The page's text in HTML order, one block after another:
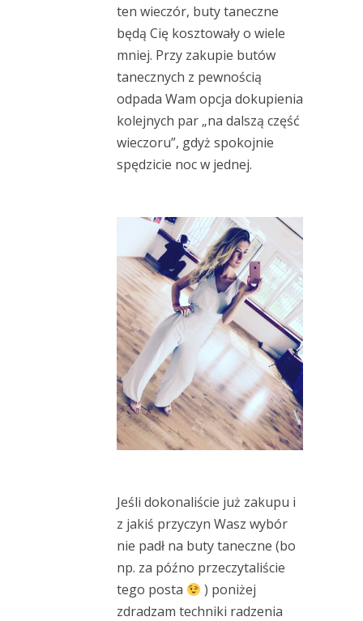
ten wieczór, buty taneczne
będą Cię kosztowały o wiele
mniej. Przy zakupie butów
tanecznych z pewnością
odpada Wam opcja dokupienia
kolejnych par „na dalszą część
wieczoru”, gdyż spokojnie
spędzicie noc w jednej.
Jeśli dokonaliście już zakupu i
z jakiś przyczyn Wasz wybór
nie padł na buty taneczne (bo
np. za późno przeczytaliście
tego posta
) poniżej
zdradzam techniki radzenia